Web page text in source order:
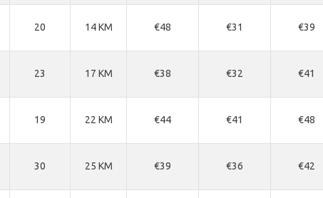
20 14 KM €48 €31 €39
23 17 KM €38 €32 €41
19 22 KM €44 €41 €48
30 25 KM €39 €36 €42